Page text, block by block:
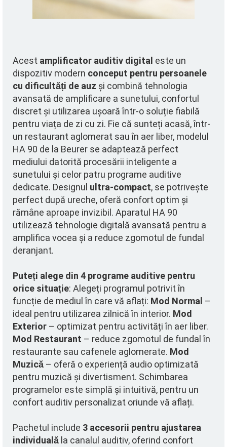
Acest amplificator auditiv digital este un
dispozitiv modern conceput pentru persoanele
cu dificultăți de auz și combină tehnologia
avansată de amplificare a sunetului, confortul
discret și utilizarea ușoară într-o soluție fiabilă
pentru viața de zi cu zi. Fie că sunteți acasă, într-
un restaurant aglomerat sau în aer liber, modelul
HA 90 de la Beurer se adaptează perfect
mediului datorită procesării inteligente a
sunetului și celor patru programe auditive
dedicate. Designul ultra-compact, se potrivește
perfect după ureche, oferă confort optim și
rămâne aproape invizibil. Aparatul HA 90
utilizează tehnologie digitală avansată pentru a
amplifica vocea și a reduce zgomotul de fundal
deranjant.
Puteți alege din 4 programe auditive pentru
orice situație: Alegeți programul potrivit în
funcție de mediul în care vă aflați: Mod Normal –
ideal pentru utilizarea zilnică în interior. Mod
Exterior – optimizat pentru activități în aer liber.
Mod Restaurant – reduce zgomotul de fundal în
restaurante sau cafenele aglomerate. Mod
Muzică – oferă o experiență audio optimizată
pentru muzică și divertisment. Schimbarea
programelor este simplă și intuitivă, pentru un
confort auditiv personalizat oriunde vă aflați.
Pachetul include 3 accesorii pentru ajustarea
individuală la canalul auditiv, oferind confort